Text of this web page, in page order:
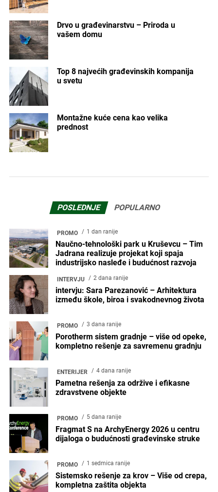
Drvo u građevinarstvu – Priroda u
vašem domu
Top 8 najvećih građevinskih kompanija
u svetu
Montažne kuće cena kao velika
prednost
POSLEDNJE POPULARNO
PROMO 1 dan ranije
Naučno-tehnološki park u Kruševcu – Tim
Jadrana realizuje projekat koji spaja
industrijsko nasleđe i budućnost razvoja
INTERVJU 2 dana ranije
intervju: Sara Parezanović – Arhitektura
između škole, biroa i svakodnevnog života
PROMO 3 dana ranije
Porotherm sistem gradnje – više od opeke,
kompletno rešenje za savremenu gradnju
ENTERIJER 4 dana ranije
Pametna rešenja za održive i efikasne
zdravstvene objekte
PROMO 5 dana ranije
Fragmat S na ArchyEnergy 2026 u centru
dijaloga o budućnosti građevinske struke
PROMO 1 sedmica ranije
Sistemsko rešenje za krov – Više od crepa,
kompletna zaštita objekta